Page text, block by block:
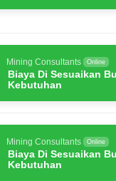
Mining Consultants Online
Biaya Di Sesuaikan
Kebutuhan
Mining Consultants Online
Biaya Di Sesuaikan
Kebutuhan